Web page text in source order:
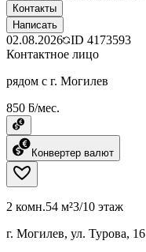
Контакты
Написать
02.08.2026 ID 4173593
Контактное лицо
рядом с г. Могилев
850 ƃ/мес.
Конвертер валют
2 комн.54 м²3/10 этаж
г. Могилев, ул. Турова, 16